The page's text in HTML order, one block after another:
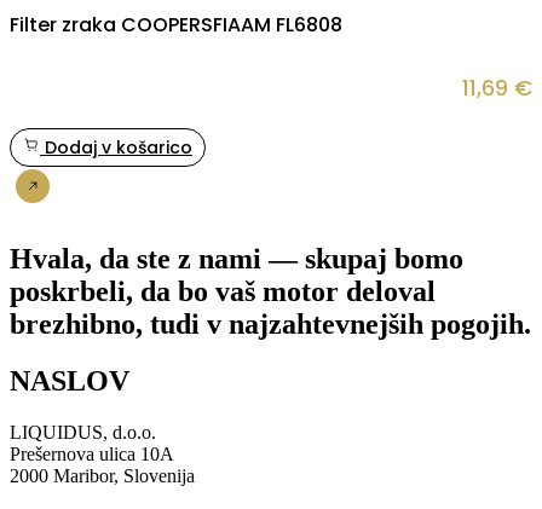
Filter zraka COOPERSFIAAM FL6808
11,69 €
Dodaj v košarico
Hvala, da ste z nami — skupaj bomo
poskrbeli, da bo vaš motor deloval
brezhibno, tudi v najzahtevnejših pogojih.
NASLOV
LIQUIDUS, d.o.o.
Prešernova ulica 10A
2000 Maribor, Slovenija